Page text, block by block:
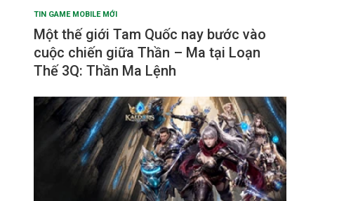
TIN GAME MOBILE MỚI
Một thế giới Tam Quốc nay bước vào
cuộc chiến giữa Thần – Ma tại Loạn
Thế 3Q: Thần Ma Lệnh